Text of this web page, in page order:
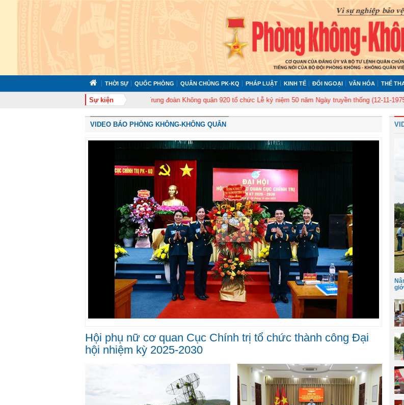
THỜI SỰ QUỐC PHÒNG QUÂN CHỦNG PK-KQ PHÁP LUẬT KINH TẾ ĐỐI NGOẠI VĂN HÓA THỂ
Sự kiện
tổ chức tập huấn cán bộ năm 2026 Trung đoàn Không quân 920 tổ chức Lễ kỷ niệm 50 năm Ngày truyền thống (12-11-1975/12-11-
VIDEO BÁO PHÒNG KHÔNG-KHÔNG QUÂN
Hội phụ nữ cơ quan Cục Chính trị tổ chức thành công Đại
hội nhiệm kỳ 2025-2030